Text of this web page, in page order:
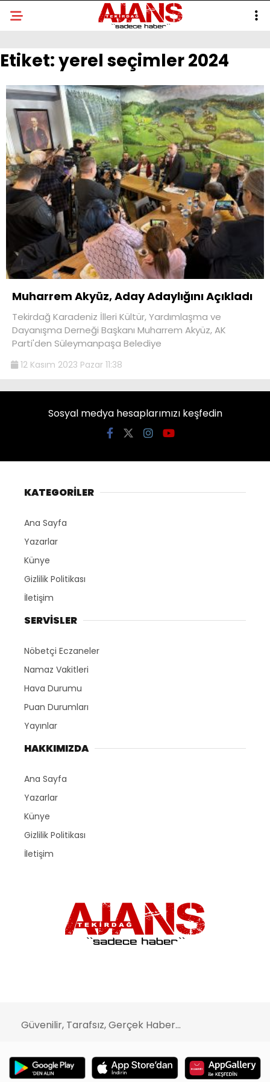
Etiket:yerel seçimler 2024
Muharrem Akyüz, Aday Adaylığını Açıkladı
Tekirdağ Karadeniz İlleri Kültür, Yardımlaşma ve
Dayanışma Derneği Başkanı Muharrem Akyüz, AK
Parti'den Süleymanpaşa Belediye
12 Kasım 2023 Pazar 11:38
Sosyal medya hesaplarımızı keşfedin
KATEGORİLER
Ana Sayfa
Yazarlar
Künye
Gizlilik Politikası
İletişim
SERVİSLER
Nöbetçi Eczaneler
Namaz Vakitleri
Hava Durumu
Puan Durumları
Yayınlar
HAKKIMIZDA
Ana Sayfa
Yazarlar
Künye
Gizlilik Politikası
İletişim
Güvenilir, Tarafsız, Gerçek Haber...